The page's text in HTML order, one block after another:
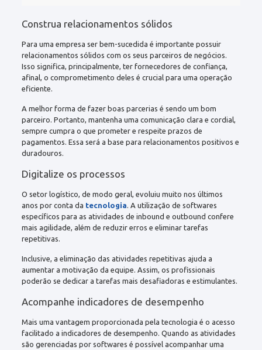
Construa relacionamentos sólidos
Para uma empresa ser bem-sucedida é importante possuir
relacionamentos sólidos com os seus parceiros de negócios.
Isso significa, principalmente, ter fornecedores de confiança,
afinal, o comprometimento deles é crucial para uma operação
eficiente.
A melhor forma de fazer boas parcerias é sendo um bom
parceiro. Portanto, mantenha uma comunicação clara e cordial,
sempre cumpra o que prometer e respeite prazos de
pagamentos. Essa será a base para relacionamentos positivos e
duradouros.
Digitalize os processos
O setor logístico, de modo geral, evoluiu muito nos últimos
anos por conta da tecnologia . A utilização de softwares
específicos para as atividades de inbound e outbound confere
mais agilidade, além de reduzir erros e eliminar tarefas
repetitivas.
Inclusive, a eliminação das atividades repetitivas ajuda a
aumentar a motivação da equipe. Assim, os profissionais
poderão se dedicar a tarefas mais desafiadoras e estimulantes.
Acompanhe indicadores de desempenho
Mais uma vantagem proporcionada pela tecnologia é o acesso
facilitado a indicadores de desempenho. Quando as atividades
são gerenciadas por softwares é possível acompanhar uma